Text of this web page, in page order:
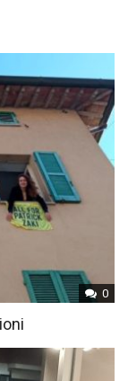
0